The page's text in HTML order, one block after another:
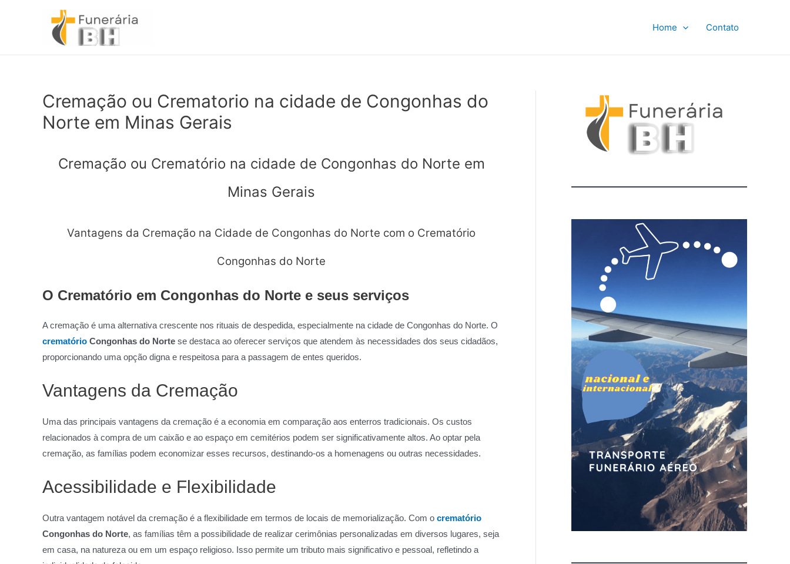
Home Contato
Cremação ou Crematorio na cidade de Congonhas do
Norte em Minas Gerais
Cremação ou Crematório na cidade de Congonhas do Norte em
Minas Gerais
Vantagens da Cremação na Cidade de Congonhas do Norte com o Crematório
Congonhas do Norte
O Crematório em Congonhas do Norte e seus serviços
A cremação é uma alternativa crescente nos rituais de despedida, especialmente na cidade de Congonhas do Norte. O
crematório Congonhas do Norte se destaca ao oferecer serviços que atendem às necessidades dos seus cidadãos,
proporcionando uma opção digna e respeitosa para a passagem de entes queridos.
Vantagens da Cremação
Uma das principais vantagens da cremação é a economia em comparação aos enterros tradicionais. Os custos
relacionados à compra de um caixão e ao espaço em cemitérios podem ser significativamente altos. Ao optar pela
cremação, as famílias podem economizar esses recursos, destinando-os a homenagens ou outras necessidades.
Acessibilidade e Flexibilidade
Outra vantagem notável da cremação é a flexibilidade em termos de locais de memorialização. Com o crematório
Congonhas do Norte, as famílias têm a possibilidade de realizar cerimônias personalizadas em diversos lugares, seja
em casa, na natureza ou em um espaço religioso. Isso permite um tributo mais significativo e pessoal, refletindo a